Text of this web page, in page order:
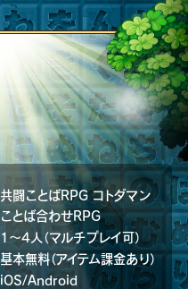
共闘ことばRPG コトダマン
ことば合わせRPG
1～4人（マルチプレイ可）
基本無料（アイテム課金あり）
iOS/Android